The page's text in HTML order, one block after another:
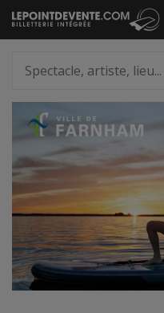
Passer
au
artiste,
lieu...